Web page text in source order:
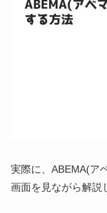
実際に、ABEMA(ア
画面を見ながら解説